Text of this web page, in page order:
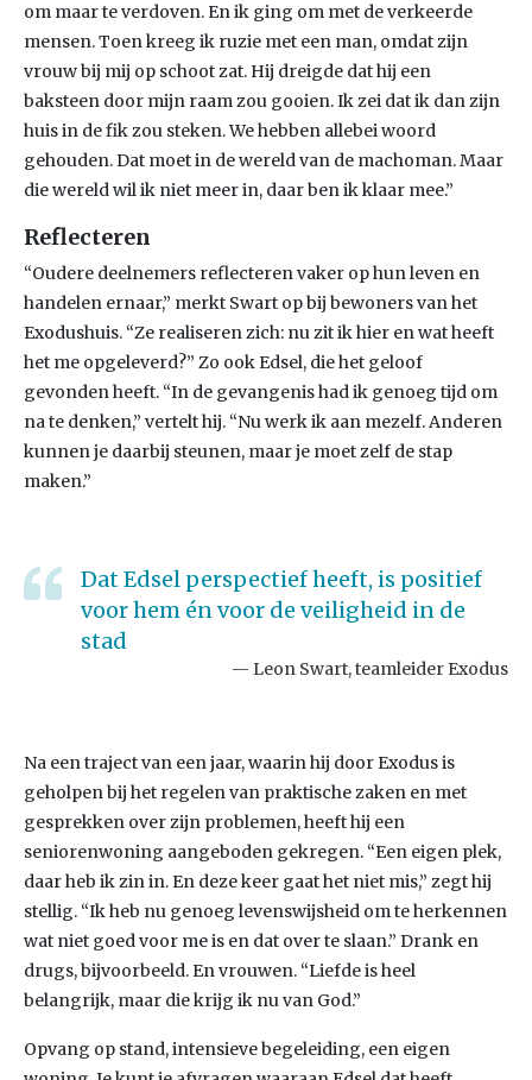
om maar te verdoven. En ik ging om met de verkeerde
mensen. Toen kreeg ik ruzie met een man, omdat zijn
vrouw bij mij op schoot zat. Hij dreigde dat hij een
baksteen door mijn raam zou gooien. Ik zei dat ik dan zijn
huis in de fik zou steken. We hebben allebei woord
gehouden. Dat moet in de wereld van de machoman. Maar
die wereld wil ik niet meer in, daar ben ik klaar mee.”
Reflecteren
“Oudere deelnemers reflecteren vaker op hun leven en
handelen ernaar,” merkt Swart op bij bewoners van het
Exodushuis. “Ze realiseren zich: nu zit ik hier en wat heeft
het me opgeleverd?” Zo ook Edsel, die het geloof
gevonden heeft. “In de gevangenis had ik genoeg tijd om
na te denken,” vertelt hij. “Nu werk ik aan mezelf. Anderen
kunnen je daarbij steunen, maar je moet zelf de stap
maken.”
Dat Edsel perspectief heeft, is positief
voor hem én voor de veiligheid in de
stad
Leon Swart, teamleider Exodus
Na een traject van een jaar, waarin hij door Exodus is
geholpen bij het regelen van praktische zaken en met
gesprekken over zijn problemen, heeft hij een
seniorenwoning aangeboden gekregen. “Een eigen plek,
daar heb ik zin in. En deze keer gaat het niet mis,” zegt hij
stellig. “Ik heb nu genoeg levenswijsheid om te herkennen
wat niet goed voor me is en dat over te slaan.” Drank en
drugs, bijvoorbeeld. En vrouwen. “Liefde is heel
belangrijk, maar die krijg ik nu van God.”
Opvang op stand, intensieve begeleiding, een eigen